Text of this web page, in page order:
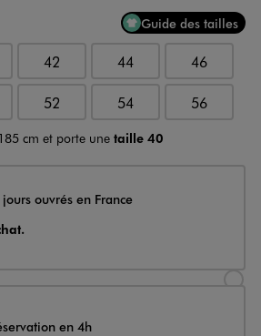
Guide des tailles
42 44 46
52 54 56
cm et porte une taille 40
ouvrés en France
en 4h